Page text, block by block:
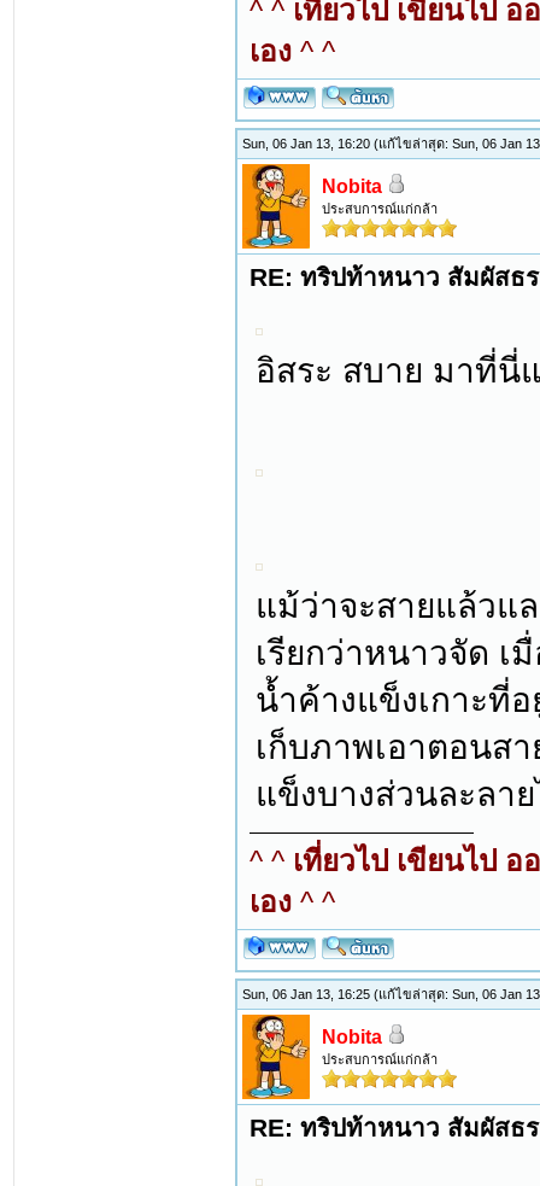
^ ^ เที่ยวไป เขียนไป
เอง ^ ^
Sun, 06 Jan 13, 16:20(แก้ไขล่าสุด: Sun, 06 Jan
Nobita
ประสบการณ์แก่กล้า
RE: ทริปท้าหนาว สัมผัสธ
อิสระ สบาย มาที่นี่
แม้ว่าจะสายแล้วแ
เรียกว่าหนาวจัด เ
น้ำค้างแข็งเกาะที่
เก็บภาพเอาตอนส
แข็งบางส่วนละลา
^ ^ เที่ยวไป เขียนไป
เอง ^ ^
Sun, 06 Jan 13, 16:25(แก้ไขล่าสุด: Sun, 06 Jan
Nobita
ประสบการณ์แก่กล้า
RE: ทริปท้าหนาว สัมผัสธ